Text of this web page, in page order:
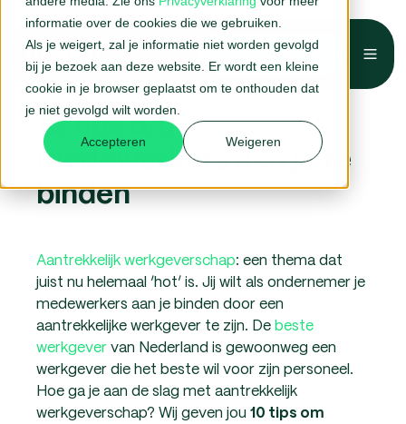
informatie over de cookies die we gebruiken.
Als je weigert, zal je informatie niet worden gevolgd
bij je bezoek aan deze website. Er wordt een kleine
cookie in je browser geplaatst om te onthouden dat
je niet gevolgd wilt worden.
Accepteren Weigeren
Belafspraak →
10 tips om
medewerkers aan je te
binden
Aantrekkelijk werkgeverschap: een thema dat
juist nu helemaal ‘hot’ is. Jij wilt als ondernemer je
medewerkers aan je binden door een
aantrekkelijke werkgever te zijn. Debeste
werkgevervan Nederland is gewoonweg een
werkgever die het beste wil voor zijn personeel.
Hoe ga je aan de slag met aantrekkelijk
werkgeverschap? Wij geven jou 10 tips om